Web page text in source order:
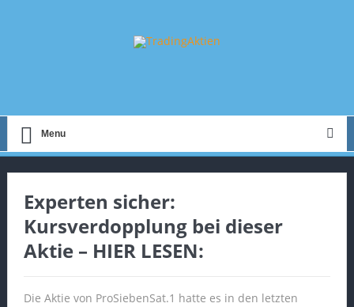
Menu
Experten sicher:
Kursverdopplung bei dieser
Aktie – HIER LESEN:
Die Aktie von ProSiebenSat.1 hatte es in den letzten